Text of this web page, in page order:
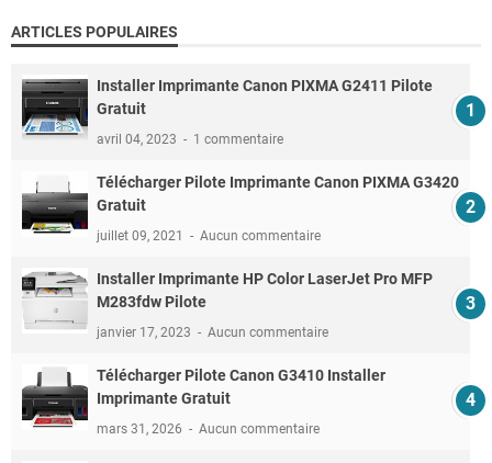
ARTICLES POPULAIRES
Installer Imprimante Canon PIXMA G2411 Pilote
Gratuit
avril 04, 2023 1 commentaire
Télécharger Pilote Imprimante Canon PIXMA G3420
Gratuit
juillet 09, 2021 Aucun commentaire
Installer Imprimante HP Color LaserJet Pro MFP
M283fdw Pilote
janvier 17, 2023 Aucun commentaire
Télécharger Pilote Canon G3410 Installer
Imprimante Gratuit
mars 31, 2026 Aucun commentaire